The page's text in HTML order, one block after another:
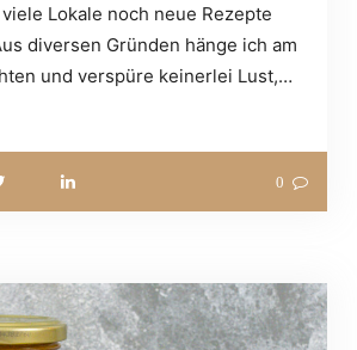
Lokale noch neue Rezepte
diversen Gründen hänge ich am
und verspüre keinerlei Lust,…
0